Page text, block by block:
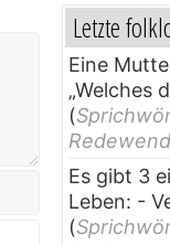
Letzte
Eine
„Welches
(
Es gibt 3
Leben: -
(